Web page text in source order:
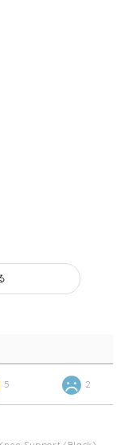
5 2